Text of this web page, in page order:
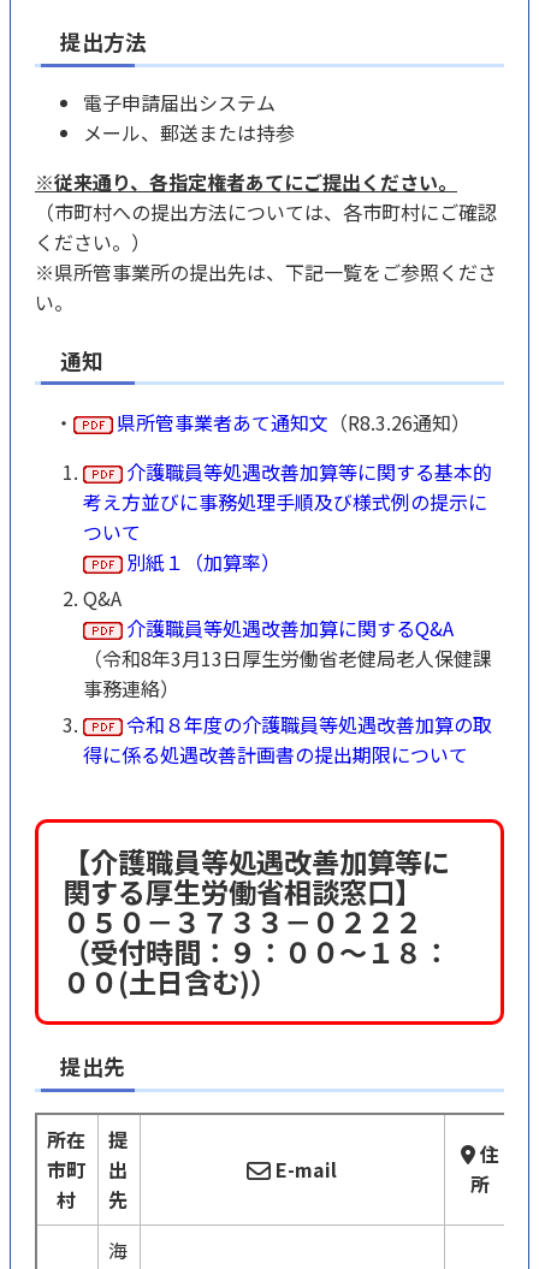
提出方法
電子申請届出システム
メール、郵送または持参
※従来通り、各指定権者あてにご提出ください。
（市町村への提出方法については、各市町村にご確認
ください。）
※県所管事業所の提出先は、下記一覧をご参照くださ
い。
通知
・ 県所管事業者あて通知文 （R8.3.26通知）
介護職員等処遇改善加算等に関する基本的
考え方並びに事務処理手順及び様式例の提示に
ついて
別紙１（加算率）
Q&A
介護職員等処遇改善加算に関するQ&A
（令和8年3月13日厚生労働省老健局老人保健課
事務連絡）
令和８年度の介護職員等処遇改善加算の取
得に係る処遇改善計画書の提出期限について
【介護職員等処遇改善加算等に
関する厚生労働省相談窓口】
０５０－３７３３－０２２２
（受付時間：９：００～１８：
００(土日含む)）
提出先
所在
市町
村
提
出
先
E-mail
住
所
海